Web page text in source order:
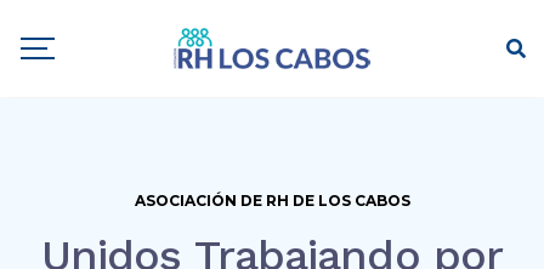
ASOCIACIÓN DE RH DE LOS CABOS
Unidos Trabajando por